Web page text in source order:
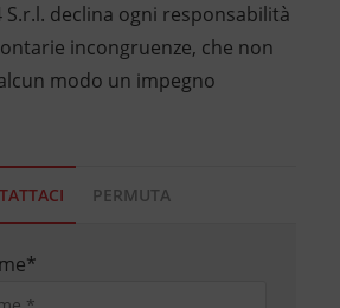
declina ogni responsabilità
incongruenze, che non
modo un impegno
PERMUTA
*